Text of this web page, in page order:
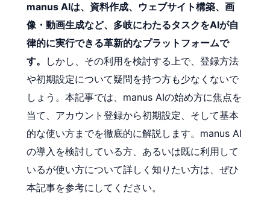
manus AIは、資料作成、ウェブサイト構築、画
像・動画生成など、多岐にわたるタスクをAIが自
律的に実行できる革新的なプラットフォームで
す。
しかし、その利用を検討する上で、登録方法
や初期設定について疑問を持つ方も少なくないで
しょう。本記事では、manus AIの始め方に焦点を
当て、アカウント登録から初期設定、そして基本
的な使い方までを徹底的に解説します。manus AI
の導入を検討している方、あるいは既に利用して
いるが使い方について詳しく知りたい方は、ぜひ
本記事を参考にしてください。